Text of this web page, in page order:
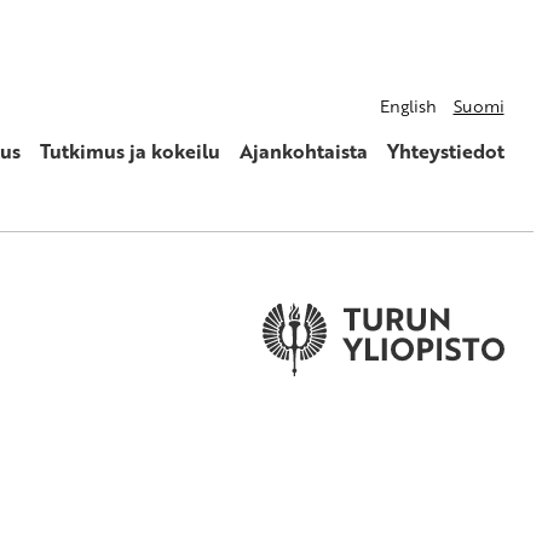
English Suomi
Tutkimus ja kokeilu Ajankohtaista Yhteystiedot